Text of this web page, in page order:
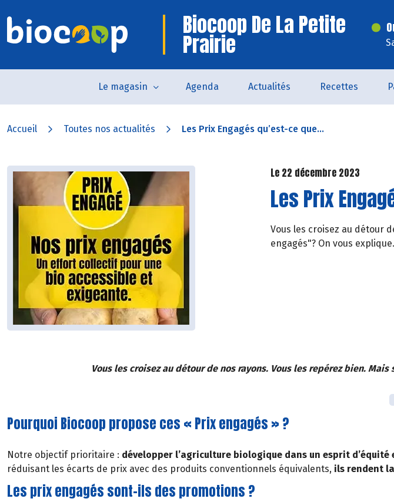
Biocoop De La Petite
Prairie
Le magasin Agenda Actualités Recettes
Accueil Toutes nos actualités Les Prix Engagés qu’est-ce que...
Le 22 décembre 2023
Les Prix
Vous les croisez au détour
engagés"? On vous explique.
Vous les croisez au détour de nos rayons. Vous les repérez bien.
Pourquoi Biocoop propose ces « Prix engagés » ?
Notre objectif prioritaire : développer l’agriculture biologique dans un esprit d’équité
réduisant les écarts de prix avec des produits conventionnels équivalents, ils rendent
Les prix engagés sont-ils des promotions ?